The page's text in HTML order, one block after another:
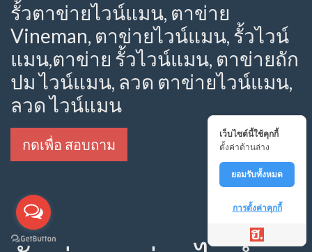
รั้วตาข่ายไวน์แมน, ตาข่าย
Vineman, ตาข่ายไวน์แมน, รั้วไวน์
แมน,ตาข่าย รั้วไวน์แมน, ตาข่ายถัก
ปม ไวน์แมน, ลวด ตาข่ายไวน์แมน,
ลวด ไวน์แมน
กดเพื่อ สอบถาม
เว็บไซต์นี้ใช้คุกกี้
ตั้งค่าด้านล่าง
ยอมรับทั้งหมด
การตั้งค่าคุกกี้